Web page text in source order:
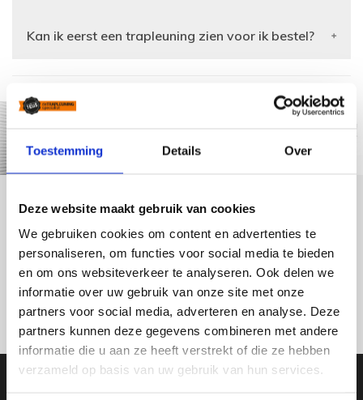
Toestemming Details Over
Deze website maakt gebruik van cookies
We gebruiken cookies om content en advertenties te
personaliseren, om functies voor social media te bieden
en om ons websiteverkeer te analyseren. Ook delen we
informatie over uw gebruik van onze site met onze
partners voor social media, adverteren en analyse. Deze
partners kunnen deze gegevens combineren met andere
informatie die u aan ze heeft verstrekt of die ze hebben
verzameld op basis van uw gebruik van hun services.
Kan ik eerst een trapleuning zien voor ik bestel?